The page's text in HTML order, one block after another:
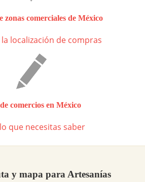
zonas comerciales de México
localización de compras
comercios en México
que necesitas saber
y mapa para Artesanías